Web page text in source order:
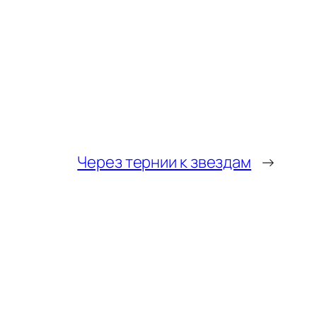
Через тернии к звездам →